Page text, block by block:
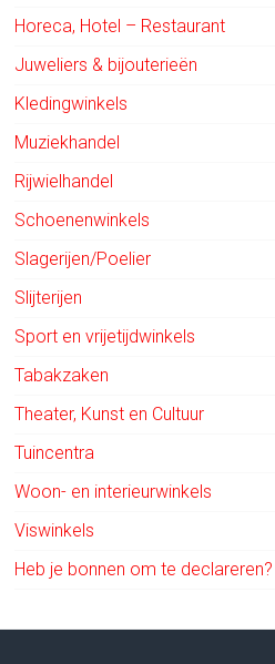
Horeca, Hotel – Restaurant
Juweliers & bijouterieën
Kledingwinkels
Muziekhandel
Rijwielhandel
Schoenenwinkels
Slagerijen/Poelier
Slijterijen
Sport en vrijetijdwinkels
Tabakzaken
Theater, Kunst en Cultuur
Tuincentra
Woon- en interieurwinkels
Viswinkels
Heb je bonnen om te declareren?